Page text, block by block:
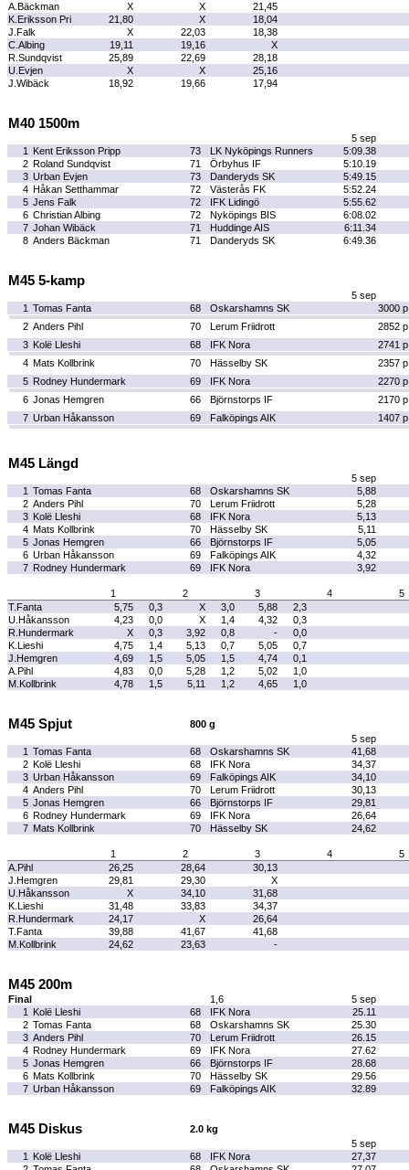
A.Bäckman
X X
21,45
K.Eriksson Pri
21,80 X
18,04
J.Falk
X 22,03
18,38
C.Albing
19,11 19,16
X
R.Sundqvist
25,89 22,69
28,18
U.Evjen
X X
25,16
J.Wibäck
18,92 19,66 17,94
M40 1500m
5 sep
1
Kent Eriksson Pripp 73 LK Nyköpings Runners
5:09.38
2 Roland Sundqvist 71 Örbyhus IF
5:10.19
3 Urban Evjen 73 Danderyds SK
5:49.15
4 Håkan Setthammar 72 Västerås FK
5:52.24
5 Jens Falk 72 IFK Lidingö
5:55.62
6 Christian Albing 72 Nyköpings BIS
6:08.02
7 Johan Wibäck 71 Huddinge AIS
6:11.34
8 Anders Bäckman 71 Danderyds SK 6:49.36
M45 5-kamp
5 sep
1 Tomas Fanta 68 Oskarshamns SK
3000 p
2 Anders Pihl 70 Lerum Friidrott
2852 p
3 Kolë Lleshi 68 IFK Nora
2741 p
4 Mats Kollbrink 70 Hässelby SK
2357 p
5 Rodney Hundermark 69 IFK Nora
2270 p
6 Jonas Hemgren 66 Björnstorps IF
2170 p
7 Urban Håkansson 69 Falköpings AIK 1407 p
M45 Längd
5 sep
1 Tomas Fanta 68 Oskarshamns SK
5,88
2 Anders Pihl 70 Lerum Friidrott
5,28
3 Kolë Lleshi 68 IFK Nora
5,13
4 Mats Kollbrink 70 Hässelby SK
5,11
5 Jonas Hemgren 66 Björnstorps IF
5,05
6 Urban Håkansson 69 Falköpings AIK
4,32
7 Rodney Hundermark 69 IFK Nora 3,92
1 2 3 4
5
T.Fanta
5,75 0,3 X 3,0 5,88
2,3
U.Håkansson
4,23 0,0 X 1,4 4,32
0,3
R.Hundermark
X 0,3 3,92 0,8 -
0,0
K.Lieshi
4,75 1,4 5,13 0,7 5,05
0,7
J.Hemgren
4,69 1,5 5,05 1,5 4,74
0,1
A.Pihl
4,83 0,0 5,28 1,2 5,02
1,0
M.Kollbrink
4,78 1,5 5,11 1,2 4,65 1,0
M45 Spjut
800 g
5 sep
1 Tomas Fanta 68 Oskarshamns SK
41,68
2 Kolë Lleshi 68 IFK Nora
34,37
3 Urban Håkansson 69 Falköpings AIK
34,10
4 Anders Pihl 70 Lerum Friidrott
30,13
5 Jonas Hemgren 66 Björnstorps IF
29,81
6 Rodney Hundermark 69 IFK Nora
26,64
7 Mats Kollbrink 70 Hässelby SK 24,62
1 2 3 4
5
A.Pihl
26,25 28,64
30,13
J.Hemgren
29,81 29,30
X
U.Håkansson
X 34,10
31,68
K.Lieshi
31,48 33,83
34,37
R.Hundermark
24,17 X
26,64
T.Fanta
39,88 41,67
41,68
M.Kollbrink
24,62 23,63 -
M45 200m
Final 1,6
5 sep
1
Kolë Lleshi 68 IFK Nora
25.11
2 Tomas Fanta 68 Oskarshamns SK
25.30
3 Anders Pihl 70 Lerum Friidrott
26.15
4 Rodney Hundermark 69 IFK Nora
27.62
5 Jonas Hemgren 66 Björnstorps IF
28.68
6 Mats Kollbrink 70 Hässelby SK
29.56
7 Urban Håkansson 69 Falköpings AIK 32.89
M45 Diskus
2.0 kg
5 sep
1
Kolë Lleshi 68 IFK Nora
27,37